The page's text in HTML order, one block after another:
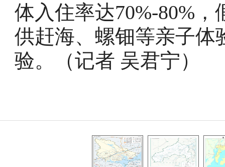
体入住率达70%-80%
供赶海、螺钿等亲子体
验。（记者 吴君宁）